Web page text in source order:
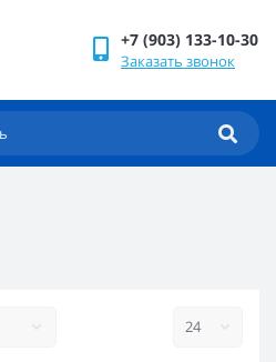
+7 (903) 133-10-30
Заказать звонок